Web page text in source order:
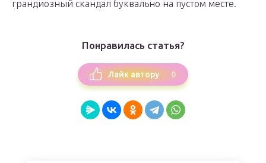
грандиозный скандал буквально на пустом месте.
Понравилась статья?
Лайк автору 0